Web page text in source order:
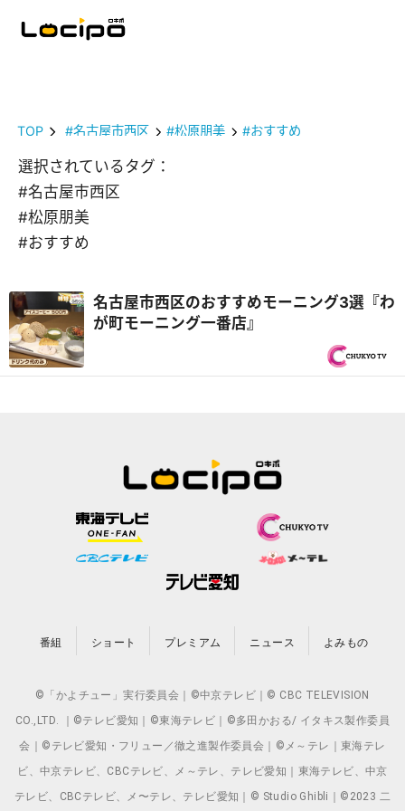
TOP #名古屋市西区 #松原朋美 #おすすめ
選択されているタグ：
#名古屋市西区
#松原朋美
#おすすめ
名古屋市西区のおすすめモーニング3選『わ
が町モーニング一番店』
番組 ショート プレミアム ニュース よみもの
©「かよチュー」実行委員会｜©中京テレビ｜© CBC TELEVISION
CO.,LTD. ｜©テレビ愛知｜©東海テレビ｜©多田かおる/ イタキス製作委員
会｜©テレビ愛知・フリュー／徹之進製作委員会｜©メ～テレ｜東海テレ
ビ、中京テレビ、CBCテレビ、メ～テレ、テレビ愛知｜東海テレビ、中京
テレビ、CBCテレビ、メ〜テレ、テレビ愛知｜© Studio Ghibli｜©2023 二